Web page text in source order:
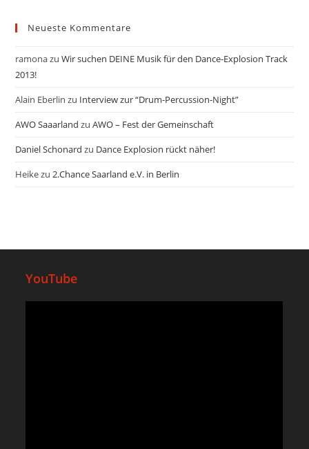
Neueste Kommentare
ramonazuWir suchen DEINE Musik für den Dance-Explosion Track
2013!
Alain Eberlin zu Interview zur “Drum-Percussion-Night”
AWO Saaarland zuAWO – Fest der Gemeinschaft
Daniel Schonard zu Dance Explosion rückt näher!
Heikezu2.Chance Saarland e.V. in Berlin
YouTube